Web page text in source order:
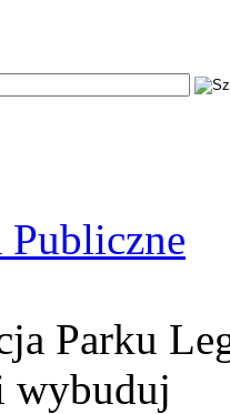
Parku
wybuduj